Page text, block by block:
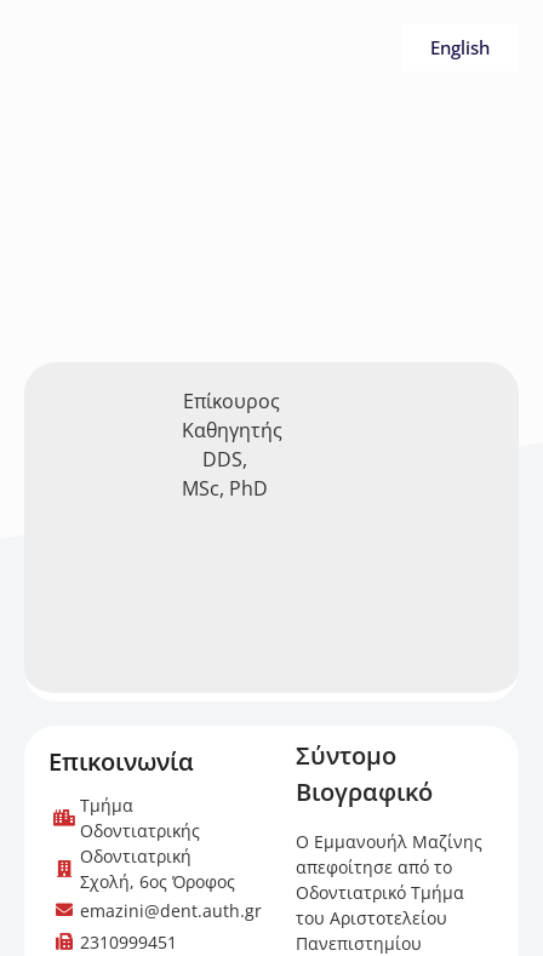
English
Επίκουρος
Καθηγητής
DDS,
MSc, PhD
Επικοινωνία
Τμήμα
Οδοντιατρικής
Οδοντιατρική
Σχολή, 6ος Όροφος
emazini@dent.auth.gr
2310999451
Σύντομο
Βιογραφικό
Ο Εμμανουήλ Μαζίνης
απεφοίτησε από το
Οδοντιατρικό Τμήμα
του Αριστοτελείου
Πανεπιστημίου